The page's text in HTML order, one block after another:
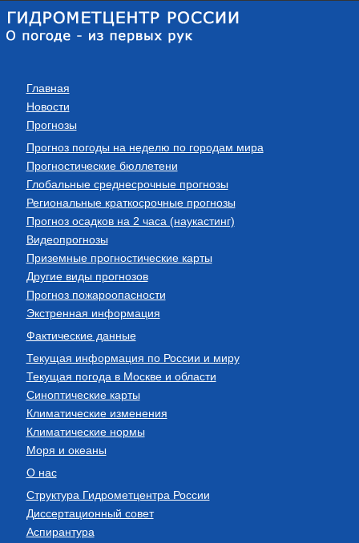
Главная
Новости
Прогнозы
Прогноз погоды на неделю по городам мира
Прогностические бюллетени
Глобальные среднесрочные прогнозы
Региональные краткосрочные прогнозы
Прогноз осадков на 2 часа (наукастинг)
Видеопрогнозы
Приземные прогностические карты
Другие виды прогнозов
Прогноз пожароопасности
Экстренная информация
Фактические данные
Текущая информация по России и миру
Текущая погода в Москве и области
Синоптические карты
Климатические изменения
Климатические нормы
Моря и океаны
О нас
Структура Гидрометцентра России
Диссертационный совет
Аспирантура